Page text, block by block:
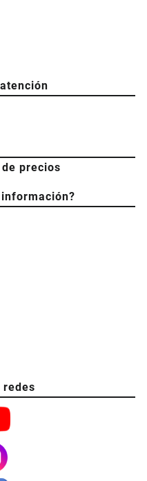
precios
redes